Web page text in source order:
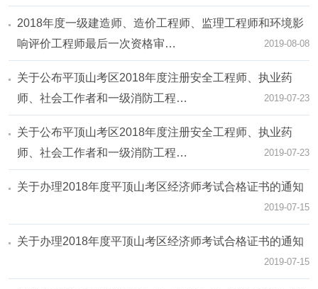
2018年度一级建造师、造价工程师、监理工程师和环境影
响评价工程师最后一次资格审…
2019-08-08
关于公布平顶山考区2018年度注册安全工程师、执业药
师、社会工作者和一级消防工程…
2019-07-23
关于公布平顶山考区2018年度注册安全工程师、执业药
师、社会工作者和一级消防工程…
2019-07-23
关于办理2018年度平顶山考区经济师考试合格证书的通知
2019-07-15
关于办理2018年度平顶山考区经济师考试合格证书的通知
2019-07-15